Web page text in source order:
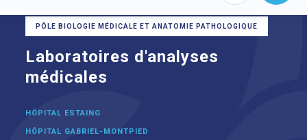
PÔLE BIOLOGIE MÉDICALE ET ANATOMIE PATHOLOGIQUE
Laboratoires d'analyses
médicales
HÔPITAL ESTAING
HÔPITAL GABRIEL-MONTPIED